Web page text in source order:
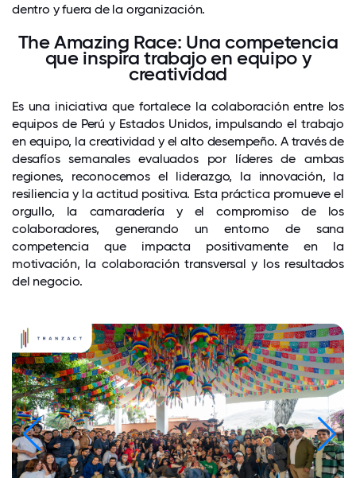
dentro y fuera de la organización.
The Amazing Race: Una competencia
que inspira trabajo en equipo y
creatividad
Es una iniciativa que fortalece la colaboración entre los
equipos de Perú y Estados Unidos, impulsando el trabajo
en equipo, la creatividad y el alto desempeño. A través de
desafíos semanales evaluados por líderes de ambas
regiones, reconocemos el liderazgo, la innovación, la
resiliencia y la actitud positiva. Esta práctica promueve el
orgullo, la camaradería y el compromiso de los
colaboradores, generando un entorno de sana
competencia que impacta positivamente en la
motivación, la colaboración transversal y los resultados
del negocio.